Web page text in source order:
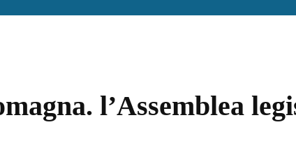
l’Assemblea